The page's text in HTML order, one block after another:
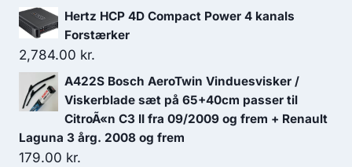
649.00 kr..551.65 kr..
Hertz HCP 4D Compact Power 4 kanals
Forstærker
2,784.00 kr.
A422S Bosch AeroTwin Vinduesvisker /
Viskerblade sæt på 65+40cm passer til
CitroÃ«n C3 II fra 09/2009 og frem + Renault
Laguna 3 årg. 2008 og frem
179.00 kr.